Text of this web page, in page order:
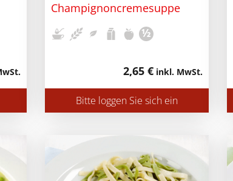
Champignoncremesuppe
½
2,65 € inkl. MwSt.
Bitte loggen Sie sich ein